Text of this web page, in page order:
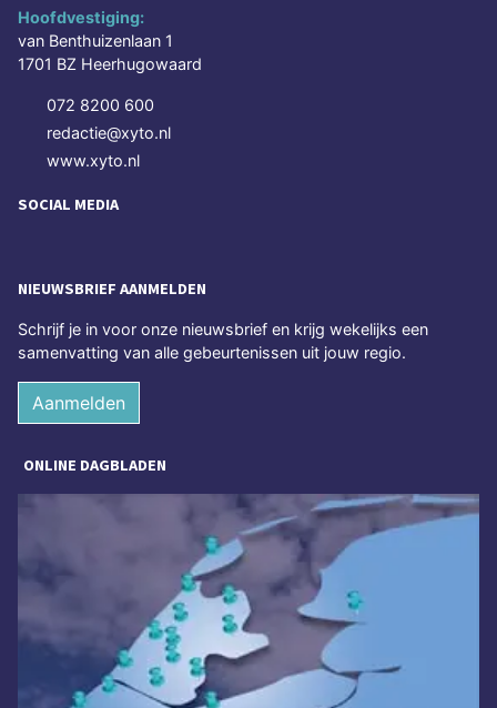
Hoofdvestiging:
van Benthuizenlaan 1
1701 BZ Heerhugowaard
072 8200 600
redactie@xyto.nl
www.xyto.nl
SOCIAL MEDIA
NIEUWSBRIEF AANMELDEN
Schrijf je in voor onze nieuwsbrief en krijg wekelijks een
samenvatting van alle gebeurtenissen uit jouw regio.
Aanmelden
ONLINE DAGBLADEN